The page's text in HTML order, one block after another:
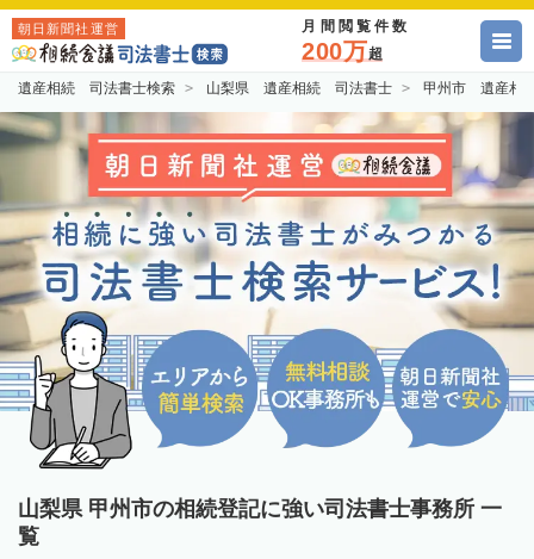
朝日新聞社運営 月間閲覧件数
200万超
遺産相続 司法書士検索 山梨県 遺産相続 司法書士 甲州市 遺産相
山梨県 甲州市の相続登記に強い司法書士事務所 一
覧